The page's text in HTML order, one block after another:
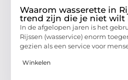
Waarom wasserette in
trend zijn die je niet wilt
In de afgelopen jaren is het
Rijssen (wasservice) enorm
gezien als een service voor
Winkelen